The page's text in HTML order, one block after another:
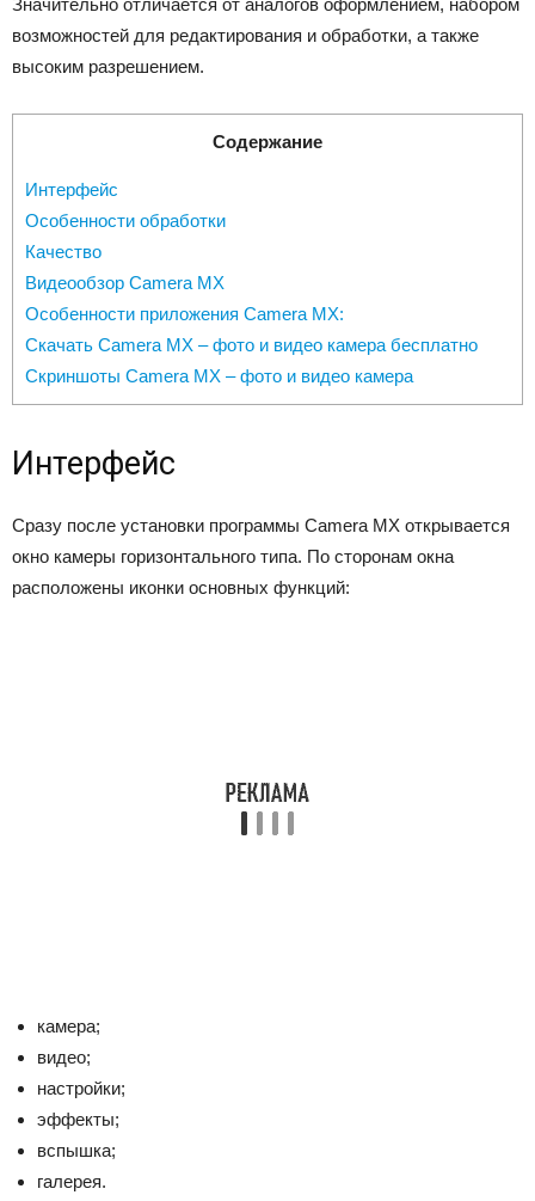
Значительно отличается от аналогов оформлением, набором
возможностей для редактирования и обработки, а также
высоким разрешением.
Содержание
Интерфейс
Особенности обработки
Качество
Видеообзор Camera MX
Особенности приложения Camera MX:
Скачать Camera MX – фото и видео камера бесплатно
Скриншоты Camera MX – фото и видео камера
Интерфейс
Сразу после установки программы Camera MX открывается
окно камеры горизонтального типа. По сторонам окна
расположены иконки основных функций:
камера;
видео;
настройки;
эффекты;
вспышка;
галерея.